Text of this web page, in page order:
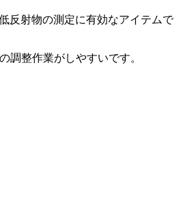
反射物の測定に有効なアイテムで
調整作業がしやすいです。